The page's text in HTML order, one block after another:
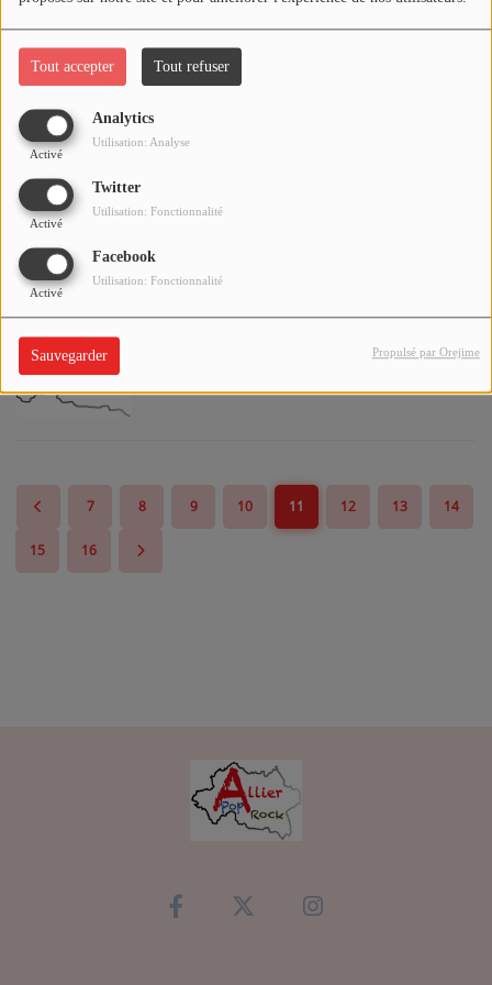
Tout accepter Tout refuser
Analytics
Activé
Utilisation: Analyse
Twitter
Activé
Utilisation: Fonctionnalité
Facebook
Activé
Utilisation: Fonctionnalité
Sauvegarder Propulsé par Orejime
Bricolage, Jardinage : Rappel des Horaires
à Respecter Pour Eviter les Nuisances
2025 - Vous avez jusqu'au 21 mai 2026
dans l'Allier
Hausse de 21% des Evénements
7 8 9 10 11 12 13 14
15 16